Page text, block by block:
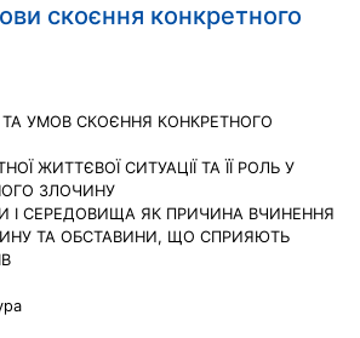
скоєння конкретного
УМОВ СКОЄННЯ КОНКРЕТНОГО
ЖИТТЄВОЇ СИТУАЦІЇ ТА ЇЇ РОЛЬ У
ЗЛОЧИНУ
І СЕРЕДОВИЩА ЯК ПРИЧИНА ВЧИНЕННЯ
ТА ОБСТАВИНИ, ЩО СПРИЯЮТЬ